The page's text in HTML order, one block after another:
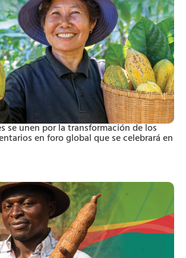
se unen por la transformación de los
en foro global que se celebrará en